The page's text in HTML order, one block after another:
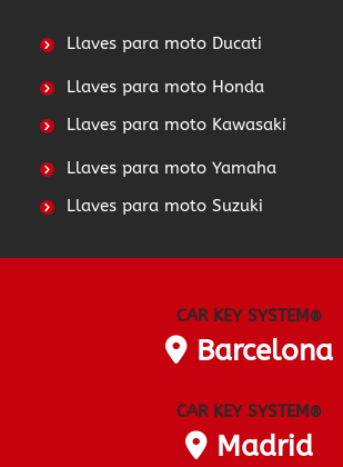
Llaves para moto Ducati
Llaves para moto Honda
Llaves para moto Kawasaki
Llaves para moto Yamaha
Llaves para moto Suzuki
CAR KEY SYSTEM®
Barcelona
CAR KEY SYSTEM®
Madrid